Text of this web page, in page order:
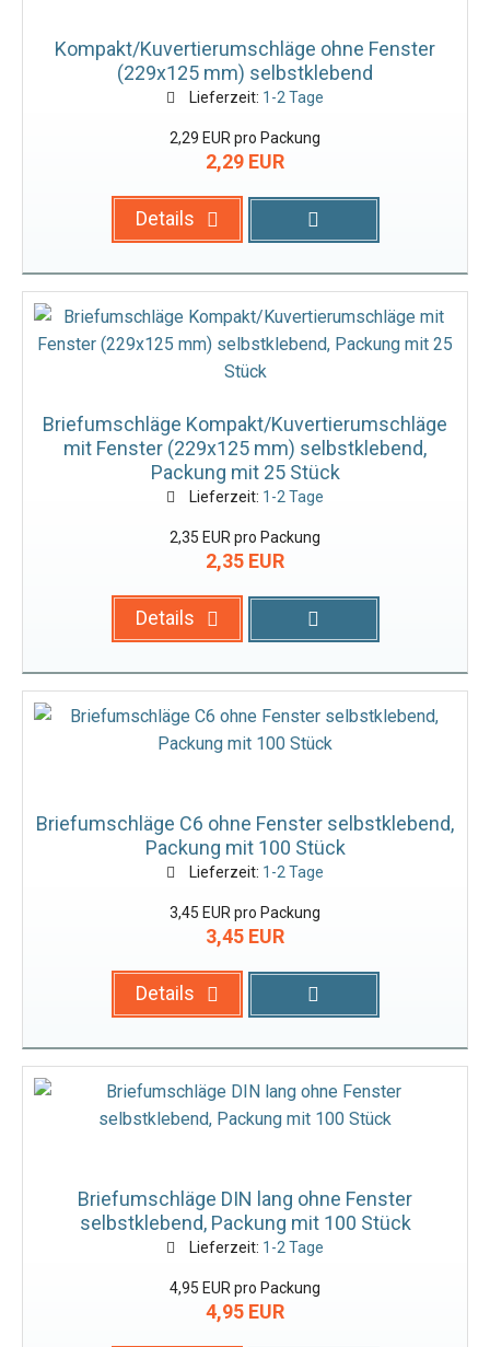
Kompakt/Kuvertierumschläge ohne Fenster
(229x125 mm) selbstklebend
Lieferzeit: 1-2 Tage
2,29 EUR pro Packung
2,29 EUR
Details
Briefumschläge Kompakt/Kuvertierumschläge
mit Fenster (229x125 mm) selbstklebend,
Packung mit 25 Stück
Lieferzeit: 1-2 Tage
2,35 EUR pro Packung
2,35 EUR
Details
Briefumschläge C6 ohne Fenster selbstklebend,
Packung mit 100 Stück
Lieferzeit: 1-2 Tage
3,45 EUR pro Packung
3,45 EUR
Details
Briefumschläge DIN lang ohne Fenster
selbstklebend, Packung mit 100 Stück
Lieferzeit: 1-2 Tage
4,95 EUR pro Packung
4,95 EUR